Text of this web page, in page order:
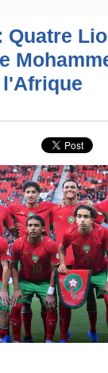
Quatre